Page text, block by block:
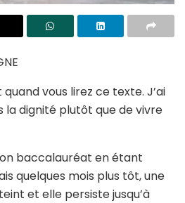
vous lirez ce texte. J’ai
la dignité plutôt que de vivre
baccalauréat en étant
quelques mois plus tôt, une
et elle persiste jusqu’à